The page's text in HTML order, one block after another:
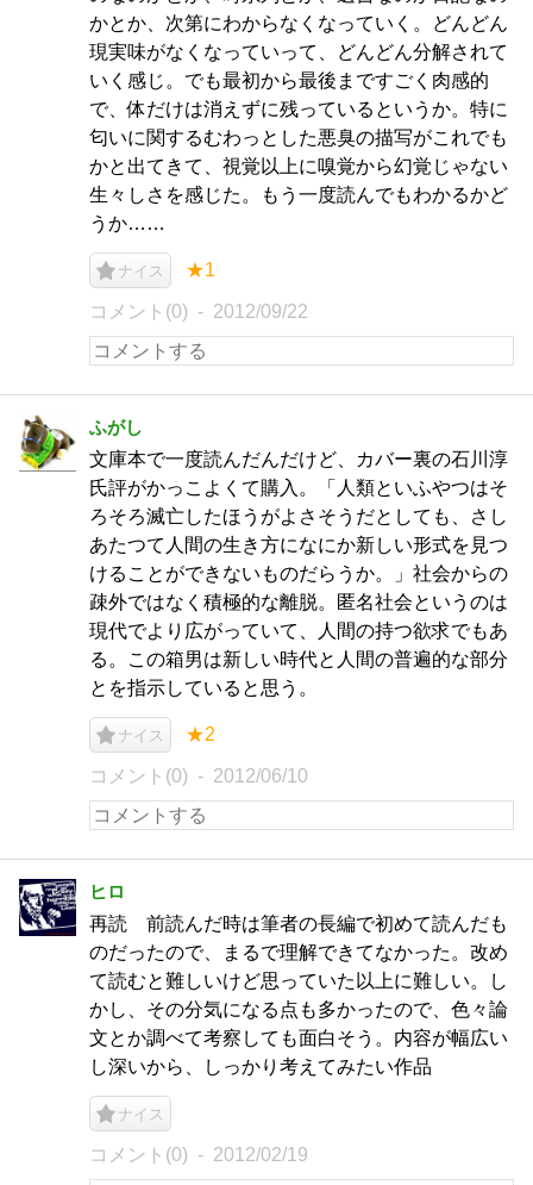
かとか、次第にわからなくなっていく。どんどん
現実味がなくなっていって、どんどん分解されて
いく感じ。でも最初から最後まですごく肉感的
で、体だけは消えずに残っているというか。特に
匂いに関するむわっとした悪臭の描写がこれでも
かと出てきて、視覚以上に嗅覚から幻覚じゃない
生々しさを感じた。もう一度読んでもわかるかど
うか……
ナイス ★1
コメント(0) 2012/09/22
ふがし
文庫本で一度読んだんだけど、カバー裏の石川淳
氏評がかっこよくて購入。「人類といふやつはそ
ろそろ滅亡したほうがよさそうだとしても、さし
あたつて人間の生き方になにか新しい形式を見つ
けることができないものだらうか。」社会からの
疎外ではなく積極的な離脱。匿名社会というのは
現代でより広がっていて、人間の持つ欲求でもあ
る。この箱男は新しい時代と人間の普遍的な部分
とを指示していると思う。
ナイス ★2
コメント(0) 2012/06/10
ヒロ
再読 前読んだ時は筆者の長編で初めて読んだも
のだったので、まるで理解できてなかった。改め
て読むと難しいけど思っていた以上に難しい。し
かし、その分気になる点も多かったので、色々論
文とか調べて考察しても面白そう。内容が幅広い
し深いから、しっかり考えてみたい作品
ナイス
コメント(0) 2012/02/19